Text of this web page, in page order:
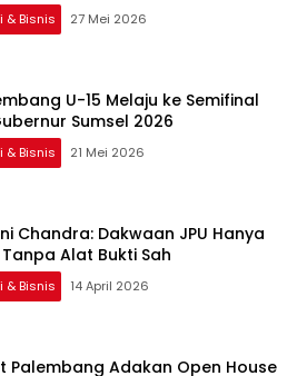
& Bisnis 27 Mei 2026
U-15 Melaju ke Semifinal
Sumsel 2026
& Bisnis 21 Mei 2026
Chandra: Dakwaan JPU Hanya
Alat Bukti Sah
& Bisnis 14 April 2026
Palembang Adakan Open House